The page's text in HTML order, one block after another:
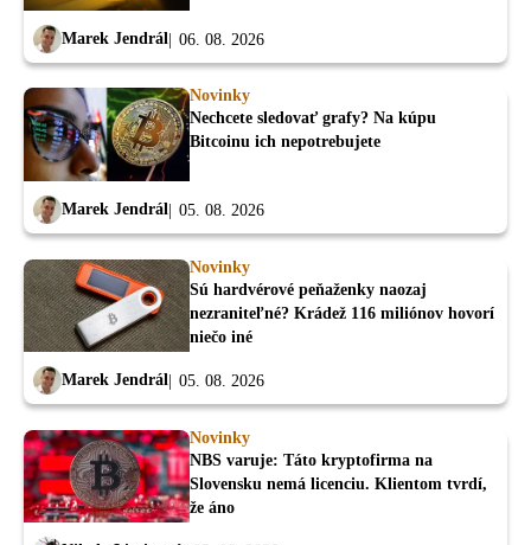
Marek Jendrál 06. 08. 2026
Novinky
Nechcete sledovať grafy? Na kúpu
Bitcoinu ich nepotrebujete
Marek Jendrál 05. 08. 2026
Novinky
Sú hardvérové peňaženky naozaj
nezraniteľné? Krádež 116 miliónov hovorí
niečo iné
Marek Jendrál 05. 08. 2026
Novinky
NBS varuje: Táto kryptofirma na
Slovensku nemá licenciu. Klientom tvrdí,
že áno